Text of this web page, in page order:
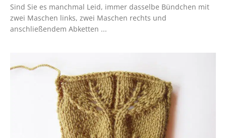
Sind Sie es manchmal Leid, immer dasselbe Bündchen mit
zwei Maschen links, zwei Maschen rechts und
anschließendem Abketten ...